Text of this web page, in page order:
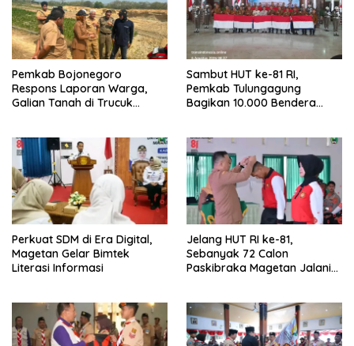
Pemkab Bojonegoro
Respons Laporan Warga,
Galian Tanah di Trucuk
Sambut HUT ke-81 RI,
Pemkab Tulungagung
Bagikan 10.000 Bendera
Perkuat SDM di Era Digital,
Magetan Gelar Bimtek
Literasi Informasi
Jelang HUT RI ke-81,
Sebanyak 72 Calon
Paskibraka Magetan Jalani